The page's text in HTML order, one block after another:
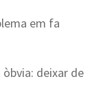
em fa
deixar de